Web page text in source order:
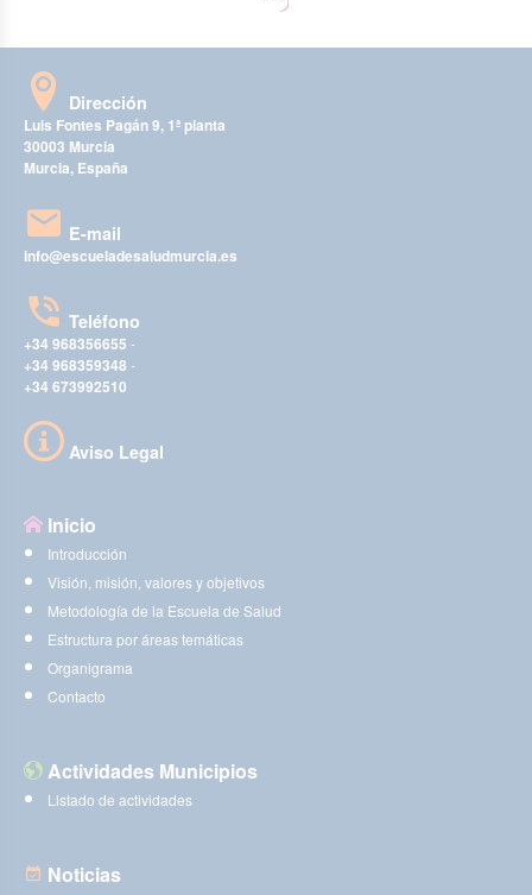
Dirección
Luis Fontes Pagán 9, 1ª planta
30003 Murcia
Murcia, España
E-mail
info@escueladesaludmurcia.es
Teléfono
+34 968356655 -
+34 968359348 -
+34 673992510
Aviso Legal
Inicio
Introducción
Visión, misión, valores y objetivos
Metodología de la Escuela de Salud
Estructura por áreas temáticas
Organigrama
Contacto
Actividades Municipios
Listado de actividades
Noticias